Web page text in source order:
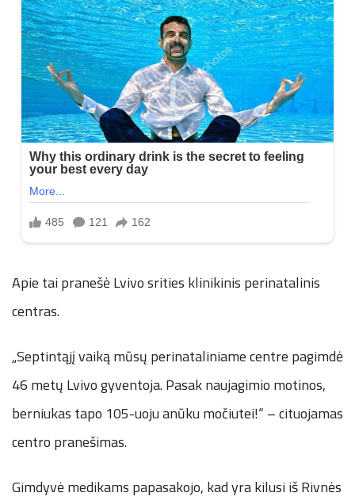
Apie tai pranešė Lvivo srities klinikinis perinatalinis
centras.
„Septintąjį vaiką mūsų perinataliniame centre pagimdė
46 metų Lvivo gyventoja. Pasak naujagimio motinos,
berniukas tapo 105-uoju anūku močiutei!“ – cituojamas
centro pranešimas.
Gimdyvė medikams papasakojo, kad yra kilusi iš Rivnės